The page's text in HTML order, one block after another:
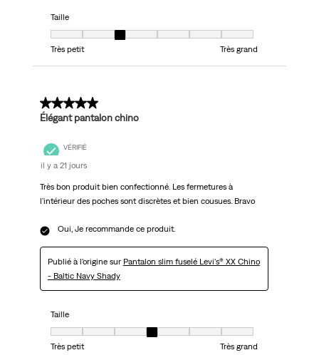
Taille
Taille, 3 sur 7, où 1 est égal à Très petit et 7 est égal à Très grand
Très petit
Très grand
5 sur 5 étoiles.
Élégant pantalon chino
VÉRIFIÉ
il y a 21 jours
Très bon produit bien confectionné. Les fermetures à
l'intérieur des poches sont discrètes et bien cousues. Bravo
Oui, Je recommande ce produit.
Publié à l'origine sur Pantalon slim fuselé Levi's® XX Chino
- Baltic Navy Shady
Taille
Taille, 4 sur 7, où 1 est égal à Très petit et 7 est égal à Très grand
Très petit
Très grand